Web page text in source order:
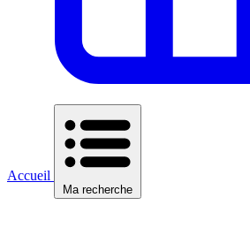
Accueil
Ma recherche